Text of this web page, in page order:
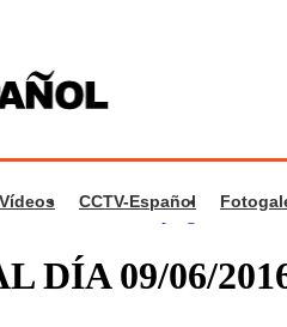
Vídeos CCTV-Español
al Día >Videos de programa
DÍA 09/06/